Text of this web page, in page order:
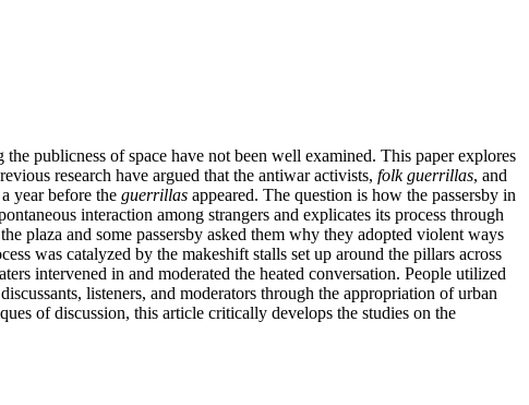
publicness of space have not been well examined. This paper explores
research have argued that the antiwar activists, folk guerrillas, and
year before the guerrillas appeared. The question is how the passersby in
interaction among strangers and explicates its process through
plaza and some passersby asked them why they adopted violent ways
was catalyzed by the makeshift stalls set up around the pillars across
intervened in and moderated the heated conversation. People utilized
listeners, and moderators through the appropriation of urban
of discussion, this article critically develops the studies on the